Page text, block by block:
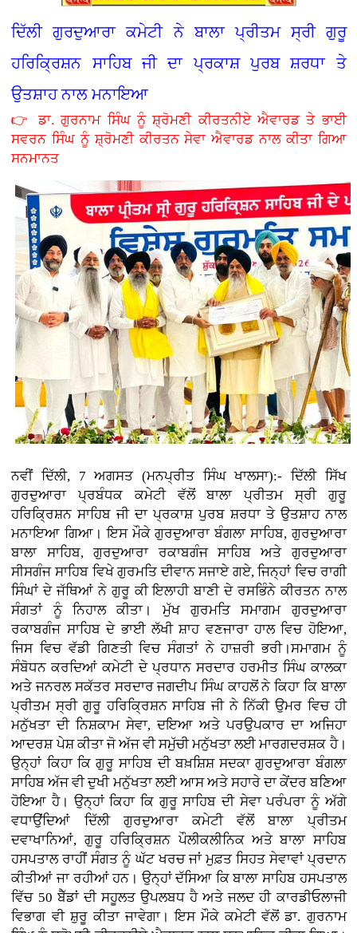
ਦਿੱਲੀ ਗੁਰਦੁਆਰਾ ਕਮੇਟੀ ਨੇ ਬਾਲਾ ਪ੍ਰੀਤਮ ਸ੍ਰੀ ਗੁਰੂ
ਹਰਿਕ੍ਰਿਸ਼ਨ ਸਾਹਿਬ ਜੀ ਦਾ ਪ੍ਰਕਾਸ਼ ਪੁਰਬ ਸ਼ਰਧਾ ਤੇ
ਉਤਸ਼ਾਹ ਨਾਲ ਮਨਾਇਆ
👉 ਡਾ. ਗੁਰਨਾਮ ਸਿੰਘ ਨੂੰ ਸ਼੍ਰੋਮਣੀ ਕੀਰਤਨੀਏ ਐਵਾਰਡ ਤੇ ਭਾਈ
ਸਵਰਨ ਸਿੰਘ ਨੂੰ ਸ਼੍ਰੋਮਣੀ ਕੀਰਤਨ ਸੇਵਾ ਐਵਾਰਡ ਨਾਲ ਕੀਤਾ ਗਿਆ
ਸਨਮਾਨਤ
ਨਵੀਂ ਦਿੱਲੀ, 7 ਅਗਸਤ (ਮਨਪ੍ਰੀਤ ਸਿੰਘ ਖਾਲਸਾ):- ਦਿੱਲੀ ਸਿੱਖ
ਗੁਰਦੁਆਰਾ ਪ੍ਰਬੰਧਕ ਕਮੇਟੀ ਵੱਲੋਂ ਬਾਲਾ ਪ੍ਰੀਤਮ ਸ੍ਰੀ ਗੁਰੂ
ਹਰਿਕ੍ਰਿਸ਼ਨ ਸਾਹਿਬ ਜੀ ਦਾ ਪ੍ਰਕਾਸ਼ ਪੁਰਬ ਸ਼ਰਧਾ ਤੇ ਉਤਸ਼ਾਹ ਨਾਲ
ਮਨਾਇਆ ਗਿਆ। ਇਸ ਮੌਕੇ ਗੁਰਦੁਆਰਾ ਬੰਗਲਾ ਸਾਹਿਬ, ਗੁਰਦੁਆਰਾ
ਬਾਲਾ ਸਾਹਿਬ, ਗੁਰਦੁਆਰਾ ਰਕਾਬਗੰਜ ਸਾਹਿਬ ਅਤੇ ਗੁਰਦੁਆਰਾ
ਸੀਸਗੰਜ ਸਾਹਿਬ ਵਿਖੇ ਗੁਰਮਤਿ ਦੀਵਾਨ ਸਜਾਏ ਗਏ, ਜਿਨ੍ਹਾਂ ਵਿਚ ਰਾਗੀ
ਸਿੰਘਾਂ ਦੇ ਜੱਥਿਆਂ ਨੇ ਗੁਰੂ ਕੀ ਇਲਾਹੀ ਬਾਣੀ ਦੇ ਰਸਭਿੰਨੇ ਕੀਰਤਨ ਨਾਲ
ਸੰਗਤਾਂ ਨੂੰ ਨਿਹਾਲ ਕੀਤਾ। ਮੁੱਖ ਗੁਰਮਤਿ ਸਮਾਗਮ ਗੁਰਦੁਆਰਾ
ਰਕਾਬਗੰਜ ਸਾਹਿਬ ਦੇ ਭਾਈ ਲੱਖੀ ਸ਼ਾਹ ਵਣਜਾਰਾ ਹਾਲ ਵਿਚ ਹੋਇਆ,
ਜਿਸ ਵਿਚ ਵੱਡੀ ਗਿਣਤੀ ਵਿਚ ਸੰਗਤਾਂ ਨੇ ਹਾਜ਼ਰੀ ਭਰੀ।ਸਮਾਗਮ ਨੂੰ
ਸੰਬੋਧਨ ਕਰਦਿਆਂ ਕਮੇਟੀ ਦੇ ਪ੍ਰਧਾਨ ਸਰਦਾਰ ਹਰਮੀਤ ਸਿੰਘ ਕਾਲਕਾ
ਅਤੇ ਜਨਰਲ ਸਕੱਤਰ ਸਰਦਾਰ ਜਗਦੀਪ ਸਿੰਘ ਕਾਹਲੋਂ ਨੇ ਕਿਹਾ ਕਿ ਬਾਲਾ
ਪ੍ਰੀਤਮ ਸ੍ਰੀ ਗੁਰੂ ਹਰਿਕ੍ਰਿਸ਼ਨ ਸਾਹਿਬ ਜੀ ਨੇ ਨਿੱਕੀ ਉਮਰ ਵਿਚ ਹੀ
ਮਨੁੱਖਤਾ ਦੀ ਨਿਸ਼ਕਾਮ ਸੇਵਾ, ਦਇਆ ਅਤੇ ਪਰਉਪਕਾਰ ਦਾ ਅਜਿਹਾ
ਆਦਰਸ਼ ਪੇਸ਼ ਕੀਤਾ ਜੋ ਅੱਜ ਵੀ ਸਮੁੱਚੀ ਮਨੁੱਖਤਾ ਲਈ ਮਾਰਗਦਰਸ਼ਕ ਹੈ।
ਉਨ੍ਹਾਂ ਕਿਹਾ ਕਿ ਗੁਰੂ ਸਾਹਿਬ ਦੀ ਬਖ਼ਸ਼ਿਸ਼ ਸਦਕਾ ਗੁਰਦੁਆਰਾ ਬੰਗਲਾ
ਸਾਹਿਬ ਅੱਜ ਵੀ ਦੁਖੀ ਮਨੁੱਖਤਾ ਲਈ ਆਸ ਅਤੇ ਸਹਾਰੇ ਦਾ ਕੇਂਦਰ ਬਣਿਆ
ਹੋਇਆ ਹੈ। ਉਨ੍ਹਾਂ ਕਿਹਾ ਕਿ ਗੁਰੂ ਸਾਹਿਬ ਦੀ ਸੇਵਾ ਪਰੰਪਰਾ ਨੂੰ ਅੱਗੇ
ਵਧਾਉਂਦਿਆਂ ਦਿੱਲੀ ਗੁਰਦੁਆਰਾ ਕਮੇਟੀ ਵੱਲੋਂ ਬਾਲਾ ਪ੍ਰੀਤਮ
ਦਵਾਖਾਨਿਆਂ, ਗੁਰੂ ਹਰਿਕ੍ਰਿਸ਼ਨ ਪੌਲੀਕਲੀਨਿਕ ਅਤੇ ਬਾਲਾ ਸਾਹਿਬ
ਹਸਪਤਾਲ ਰਾਹੀਂ ਸੰਗਤ ਨੂੰ ਘੱਟ ਖਰਚ ਜਾਂ ਮੁਫ਼ਤ ਸਿਹਤ ਸੇਵਾਵਾਂ ਪ੍ਰਦਾਨ
ਕੀਤੀਆਂ ਜਾ ਰਹੀਆਂ ਹਨ। ਉਨ੍ਹਾਂ ਦੱਸਿਆ ਕਿ ਬਾਲਾ ਸਾਹਿਬ ਹਸਪਤਾਲ
ਵਿੱਚ 50 ਬੈੱਡਾਂ ਦੀ ਸਹੂਲਤ ਉਪਲਬਧ ਹੈ ਅਤੇ ਜਲਦ ਹੀ ਕਾਰਡੀਓਲਾਜੀ
ਵਿਭਾਗ ਵੀ ਸ਼ੁਰੂ ਕੀਤਾ ਜਾਵੇਗਾ। ਇਸ ਮੌਕੇ ਕਮੇਟੀ ਵੱਲੋਂ ਡਾ. ਗੁਰਨਾਮ